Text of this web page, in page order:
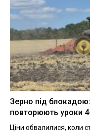
Зерно під
повторюють уроки
Ціни обвалилися, коли